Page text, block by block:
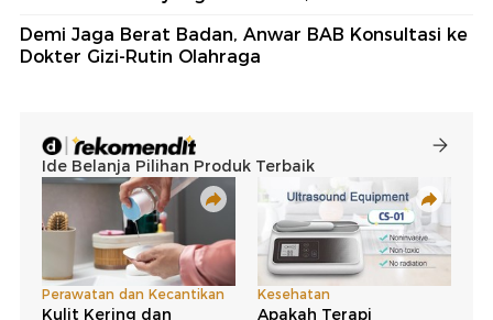
Demi Jaga Berat Badan, Anwar BAB Konsultasi ke
Dokter Gizi-Rutin Olahraga